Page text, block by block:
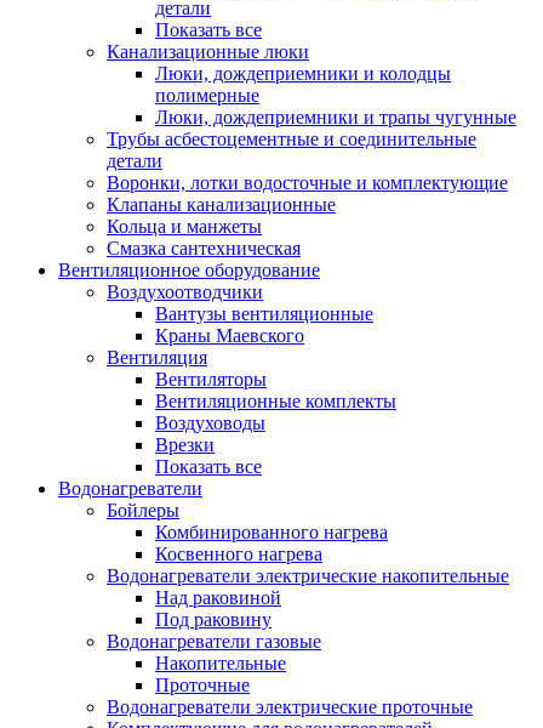
детали
Показать все
Канализационные люки
Люки, дождеприемники и колодцы
полимерные
Люки, дождеприемники и трапы чугунные
Трубы асбестоцементные и соединительные
детали
Воронки, лотки водосточные и комплектующие
Клапаны канализационные
Кольца и манжеты
Смазка сантехническая
Вентиляционное оборудование
Воздухоотводчики
Вантузы вентиляционные
Краны Маевского
Вентиляция
Вентиляторы
Вентиляционные комплекты
Воздуховоды
Врезки
Показать все
Водонагреватели
Бойлеры
Комбинированного нагрева
Косвенного нагрева
Водонагреватели электрические накопительные
Над раковиной
Под раковину
Водонагреватели газовые
Накопительные
Проточные
Водонагреватели электрические проточные